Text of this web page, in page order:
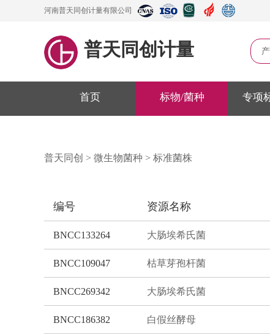
河南普天同创计量有限公司
普天同创计量
首页 标物/菌种 专项
普天同创 > 微生物菌种 > 标准菌株
编号 资源名称
BNCC133264 大肠埃希氏菌
BNCC109047 枯草芽孢杆菌
BNCC269342 大肠埃希氏菌
BNCC186382 白假丝酵母